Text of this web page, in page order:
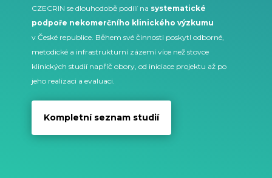
CZECRIN se dlouhodobě podílí na systematické
podpoře nekomerčního klinického výzkumu
v České republice. Během své činnosti poskytl odborné,
metodické a infrastrukturní zázemí více než stovce
klinických studií napříč obory, od iniciace projektu až po
jeho realizaci a evaluaci.
Kompletní seznam studií